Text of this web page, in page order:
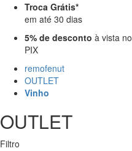
Troca Grátis*
em até 30 dias
5% de desconto à vista no
PIX
remofenut
OUTLET
Vinho
OUTLET
Filtro